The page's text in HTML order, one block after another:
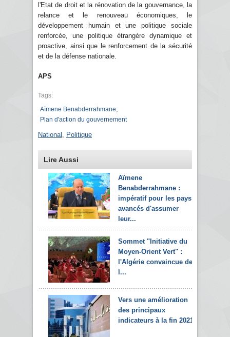
l'Etat de droit et la rénovation de la gouvernance, la
relance et le renouveau économiques, le
développement humain et une politique sociale
renforcée, une politique étrangère dynamique et
proactive, ainsi que le renforcement de la sécurité
et de la défense nationale.
APS
Tags:
Aïmene Benabderrahmane
Plan d'action du gouvernement
National Politique
Lire Aussi
Aïmene
Benabderrahmane :
impératif pour les pays
avancés d'assumer
leur...
Sommet "Initiative du
Moyen-Orient Vert" :
l'Algérie convaincue de
l...
Vers une amélioration
des principaux
indicateurs à la fin 2021